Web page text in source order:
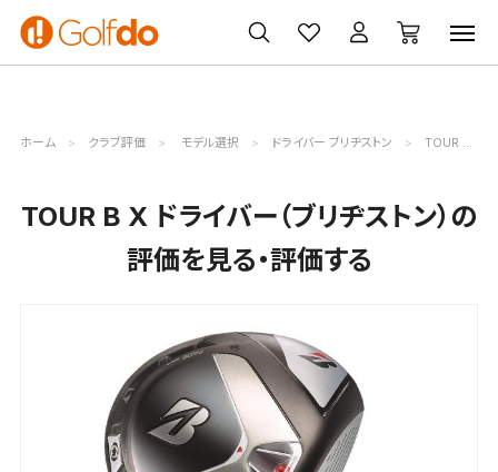
ゴルフ
クラブ
ゴルフ用品
買取
無料査定
クーポン
一覧
ホーム クラブ評価 モデル選択 ドライバー ブリヂストン TOUR B X評価詳細
TOUR B X ドライバー（ブリヂストン）の
評価を見る・評価する